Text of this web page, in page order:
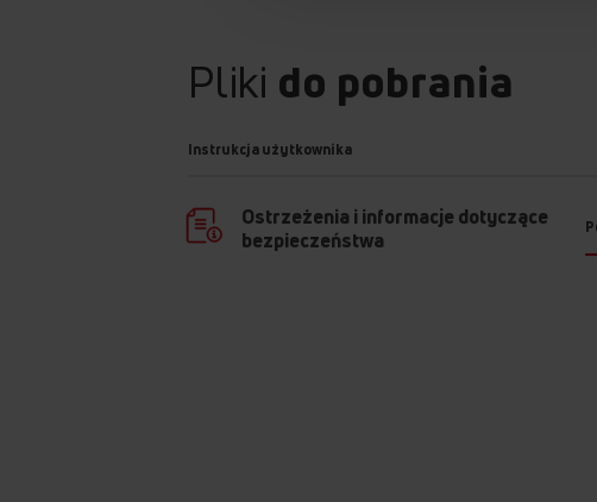
Pliki do pobrania
Instrukcja użytkownika
Ostrzeżenia i informacje dotyczące
bezpieczeństwa